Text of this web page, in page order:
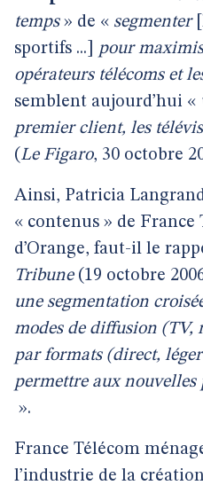
temps» de « segmenter
sportifs ...] pour
opérateurs télécoms et
semblent aujourd’hui «
premier client, les
(Le Figaro, 30 octobre
Ainsi, Patricia
« contenus » de
d’Orange, faut-il le
Tribune(19 octobre
une segmentation
modes de diffusion (TV,
par formats (direct,
permettre aux nouvelles
».
France Télécom
l’industrie de la